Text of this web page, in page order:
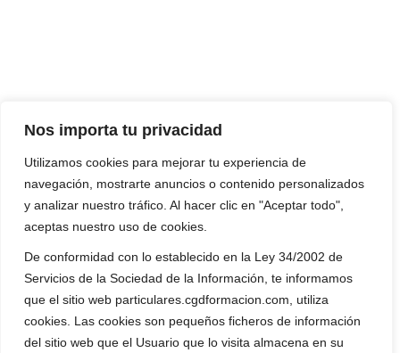
Nos importa tu privacidad
Utilizamos cookies para mejorar tu experiencia de
navegación, mostrarte anuncios o contenido personalizados
y analizar nuestro tráfico. Al hacer clic en "Aceptar todo",
aceptas nuestro uso de cookies.
De conformidad con lo establecido en la Ley 34/2002 de
Servicios de la Sociedad de la Información, te informamos
que el sitio web particulares.cgdformacion.com, utiliza
cookies. Las cookies son pequeños ficheros de información
del sitio web que el Usuario que lo visita almacena en su